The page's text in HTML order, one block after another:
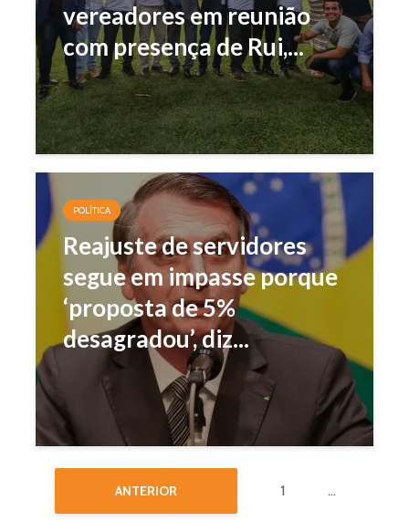
vereadores em reunião
com presença de Rui,...
POLÍTICA
Reajuste de servidores
segue em impasse porque
‘proposta de 5%
desagradou’, diz...
ANTERIOR 1 …